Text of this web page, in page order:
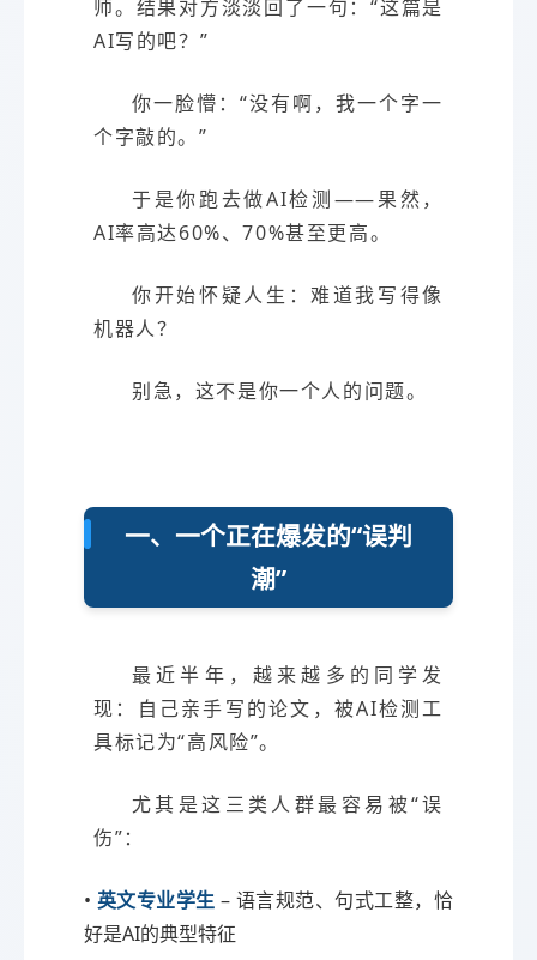
师。结果对方淡淡回了一句：“这篇是
AI写的吧？”
你一脸懵：“没有啊，我一个字一
个字敲的。”
于是你跑去做AI检测——果然，
AI率高达60%、70%甚至更高。
你开始怀疑人生：难道我写得像
机器人？
别急，这不是你一个人的问题。
一、一个正在爆发的“误判
潮”
最近半年，越来越多的同学发
现：自己亲手写的论文，被AI检测工
具标记为“高风险”。
尤其是这三类人群最容易被“误
伤”：
• 英文专业学生 – 语言规范、句式工整，恰
好是AI的典型特征